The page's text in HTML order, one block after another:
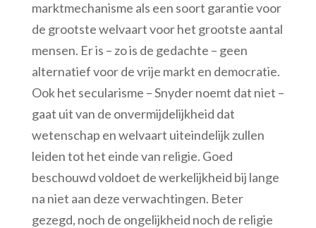
marktmechanisme als een soort garantie voor
de grootste welvaart voor het grootste aantal
mensen. Er is – zo is de gedachte – geen
alternatief voor de vrije markt en democratie.
Ook het secularisme – Snyder noemt dat niet –
gaat uit van de onvermijdelijkheid dat
wetenschap en welvaart uiteindelijk zullen
leiden tot het einde van religie. Goed
beschouwd voldoet de werkelijkheid bij lange
na niet aan deze verwachtingen. Beter
gezegd, noch de ongelijkheid noch de religie